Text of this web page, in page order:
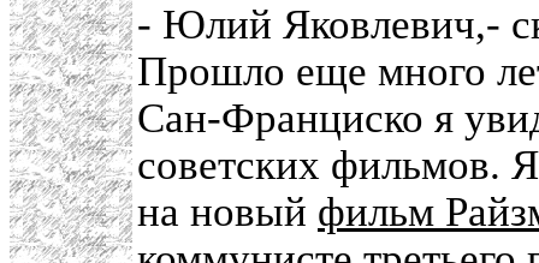
- Юлий Яковлевич,-
Прошло еще много
Сан-Франциско я
советских фильмов.
на новый фильм